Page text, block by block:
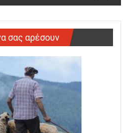
σας αρέσουν